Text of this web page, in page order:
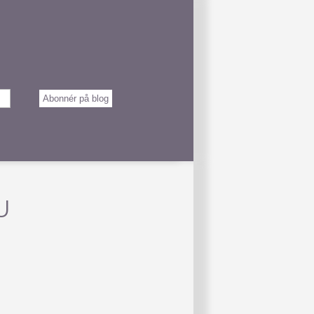
Abonnér på blog